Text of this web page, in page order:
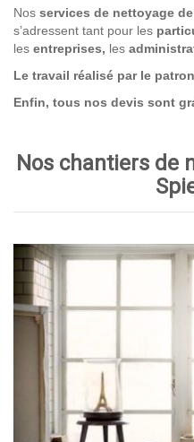
Nos services de nettoyage
s’adressent tant pour les
les entreprises, les
Le travail réalisé par le
Enfin, tous nos devis sont
Nos chantiers de